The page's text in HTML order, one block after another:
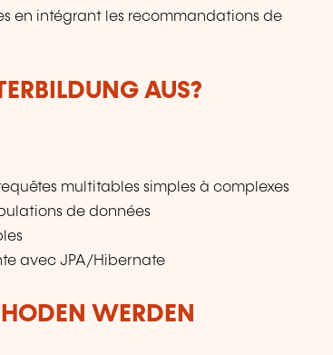
en intégrant les recommandations de
AUS?
multitables simples à complexes
de données
avec JPA/Hibernate
WERDEN